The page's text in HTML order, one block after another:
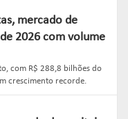
mercado de
2026 com volume
com R$ 288,8 bilhões do
crescimento recorde.